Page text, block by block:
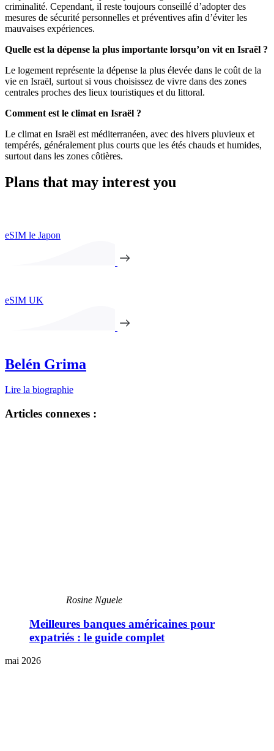
criminalité. Cependant, il reste toujours conseillé d’adopter des
mesures de sécurité personnelles et préventives afin d’éviter les
mauvaises expériences.
Quelle est la dépense la plus importante lorsqu’on vit en Israël ?
Le logement représente la dépense la plus élevée dans le coût de la
vie en Israël, surtout si vous choisissez de vivre dans des zones
centrales proches des lieux touristiques et du littoral.
Comment est le climat en Israël ?
Le climat en Israël est méditerranéen, avec des hivers pluvieux et
tempérés, généralement plus courts que les étés chauds et humides,
surtout dans les zones côtières.
Plans that may interest you
eSIM le Japon
eSIM UK
Belén Grima
Lire la biographie
Articles connexes :
Rosine Nguele
Meilleures banques américaines pour
expatriés : le guide complet
mai 2026